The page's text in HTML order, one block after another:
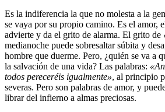
Es la indiferencia la que no molesta a la
se vaya por su propio camino. Es el amor,
advierte y da el grito de alarma. El grito de
medianoche puede sobresaltar súbita y
hombre que duerme. Pero, ¿quién se va a
la salvación de una vida? Las palabras:
todos pereceréis igualmente», al principio
severas. Pero son palabras de amor, y
librar del infierno a almas preciosas.